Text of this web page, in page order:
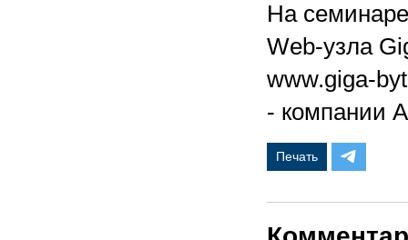
На
Web-узла
www.giga-
- компании
Печать